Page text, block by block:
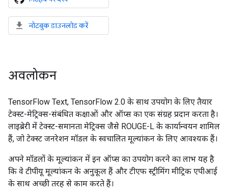
नोटबुक डाउनलोड करें
अवलोकन
TensorFlow Text, TensorFlow 2.0 के साथ उपयोग के लिए तैयार
टेक्स्ट-मेट्रिक्स-संबंधित कक्षाओं और ऑप्स का एक संग्रह प्रदान करता है।
लाइब्रेरी में टेक्स्ट-समानता मेट्रिक्स जैसे ROUGE-L के कार्यान्वयन शामिल
हैं, जो टेक्स्ट जनरेशन मॉडल के स्वचालित मूल्यांकन के लिए आवश्यक हैं।
अपने मॉडलों के मूल्यांकन में इन ऑप्स का उपयोग करने का लाभ यह है
कि वे टीपीयू मूल्यांकन के अनुकूल हैं और टीएफ स्ट्रीमिंग मीट्रिक एपीआई
के साथ अच्छी तरह से काम करते हैं।